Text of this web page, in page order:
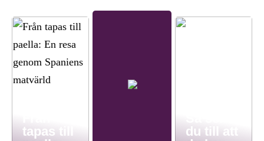
tapas till
du till att